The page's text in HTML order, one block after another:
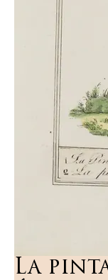
La